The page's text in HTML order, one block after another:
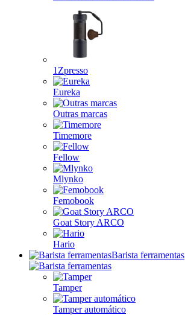
1Zpresso
Eureka
Outras marcas
Timemore
Fellow
Mlynko
Femobook
Goat Story ARCO
Hario
Barista ferramentas
Tamper
Tamper automático